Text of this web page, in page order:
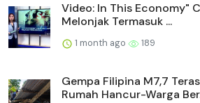
Video: In This Economy"
Melonjak Termasuk ...
1 month ago 189
Gempa Filipina M7,7
Rumah Hancur-Warga